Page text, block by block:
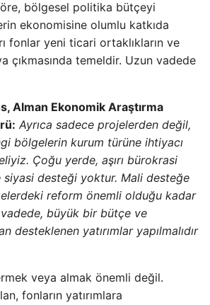
bölgesel politika bütçeyi
ekonomisine olumlu katkıda
fonlar yeni ticari ortaklıkların ve
çıkmasında temeldir. Uzun vadede
Alman Ekonomik Araştırma
Ayrıca sadece projelerden değil,
bölgelerin kurum türüne ihtiyacı
Çoğu yerde, aşırı bürokrasi
siyasi desteği yoktur. Mali desteğe
reform önemli olduğu kadar
büyük bir bütçe ve
desteklenen yatırımlar yapılmalıdır
veya almak önemli değil.
fonların yatırımlara